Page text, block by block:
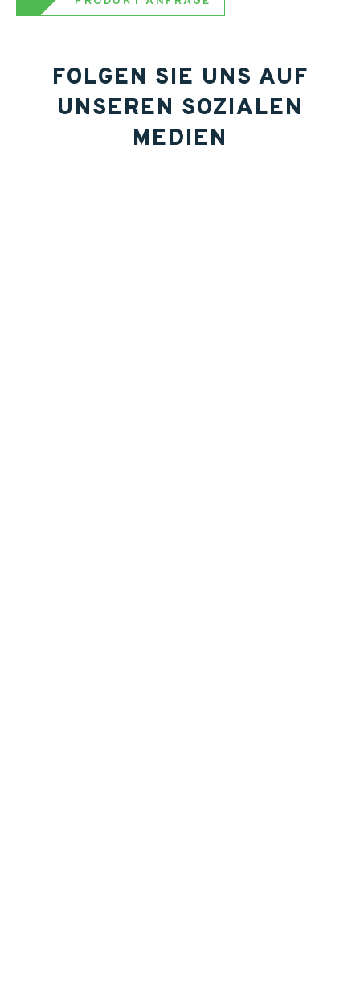
FOLGEN SIE UNS AUF
UNSEREN SOZIALEN
MEDIEN